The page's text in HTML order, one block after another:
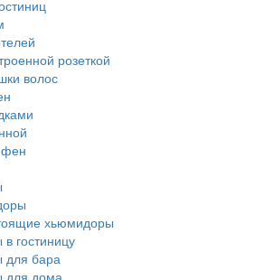
розеткой
волос
хьюмидоры
гостиницу
бара